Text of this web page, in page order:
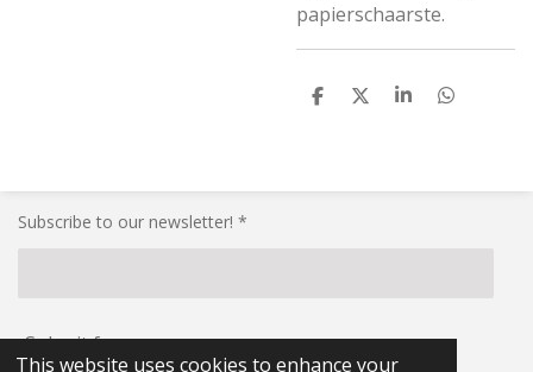
This website uses cookies to enhance your
papierschaarste.
S
S
S
S
Subscribe to our newsletter! *
Submit form